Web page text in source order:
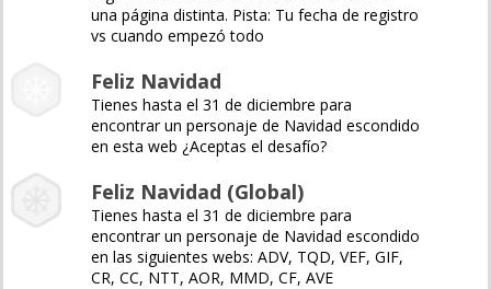
una página distinta. Pista: Tu fecha de registro
vs cuando empezó todo
Feliz Navidad
Tienes hasta el 31 de diciembre para
encontrar un personaje de Navidad escondido
en esta web ¿Aceptas el desafío?
Feliz Navidad (Global)
Tienes hasta el 31 de diciembre para
encontrar un personaje de Navidad escondido
en las siguientes webs: ADV, TQD, VEF, GIF,
CR, CC, NTT, AOR, MMD, CF, AVE